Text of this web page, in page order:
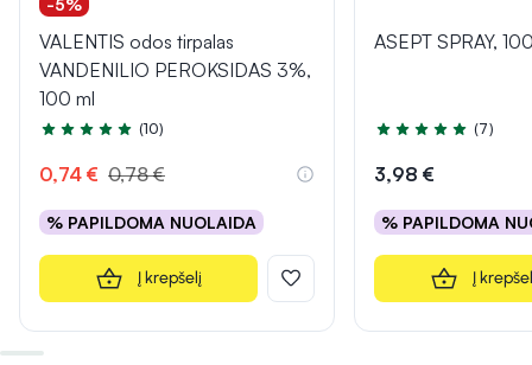
VALENTIS odos tirpalas
VANDENILIO PEROKSIDAS 3%,
100 ml
Įvertinimas 4.7 iš 5
(10)
0,74 € 0,78 €
% PAPILDOMA NUOLAIDA
Į krepšelį
ASEPT SPRAY,
Įvertinimas 5.0 iš 5
(7)
3,98 €
% PAPILDOMA
Į